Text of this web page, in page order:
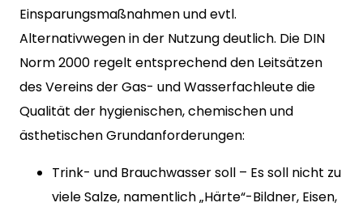
Einsparungsmaßnahmen und evtl.
Alternativwegen in der Nutzung deutlich. Die DIN
Norm 2000 regelt entsprechend den Leitsätzen
des Vereins der Gas- und Wasserfachleute die
Qualität der hygienischen, chemischen und
ästhetischen Grundanforderungen:
Trink- und Brauchwasser soll – Es soll nicht zu
viele Salze, namentlich „Härte“-Bildner, Eisen,